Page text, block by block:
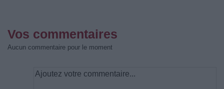
Vos commentaires
Aucun commentaire pour le moment